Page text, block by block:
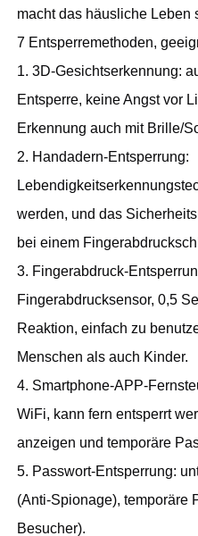
macht das häusliche Leben
7 Entsperremethoden,
1. 3D-Gesichtserkennung:
Entsperre, keine Angst vor
Erkennung auch mit Brille/
2. Handadern-Entsperrung:
werden, und das
bei einem
3. Fingerabdruck-
Fingerabdrucksensor, 0,5
Reaktion, einfach zu
Menschen als auch Kinder.
4. Smartphone-APP-
WiFi, kann fern entsperrt
anzeigen und temporäre
5. Passwort-Entsperrung:
(Anti-Spionage), temporäre
Besucher).